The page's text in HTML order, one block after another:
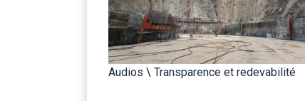
Audios \ Transparence et redevabilité